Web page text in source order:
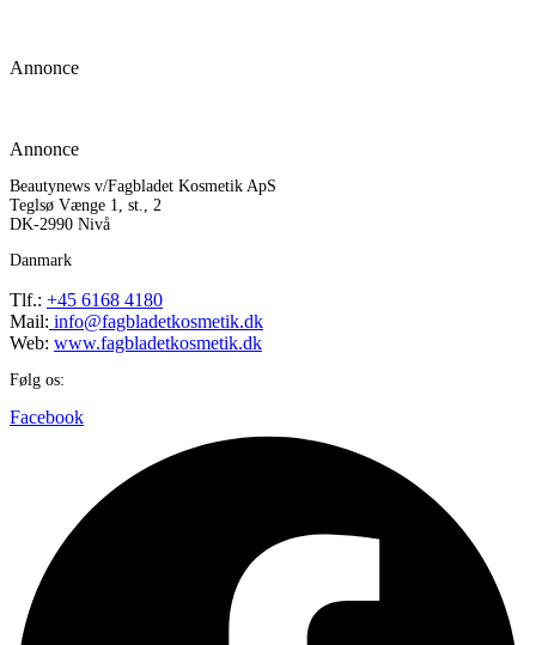
Annonce
Annonce
Beautynews v/Fagbladet Kosmetik ApS
Teglsø Vænge 1, st., 2
DK-2990 Nivå
Danmark
Tlf.: +45 6168 4180
Mail: info@fagbladetkosmetik.dk
Web: www.fagbladetkosmetik.dk
Følg os:
Facebook